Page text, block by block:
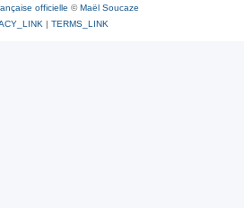
officielle ©Maël Soucaze
| TERMS_LINK